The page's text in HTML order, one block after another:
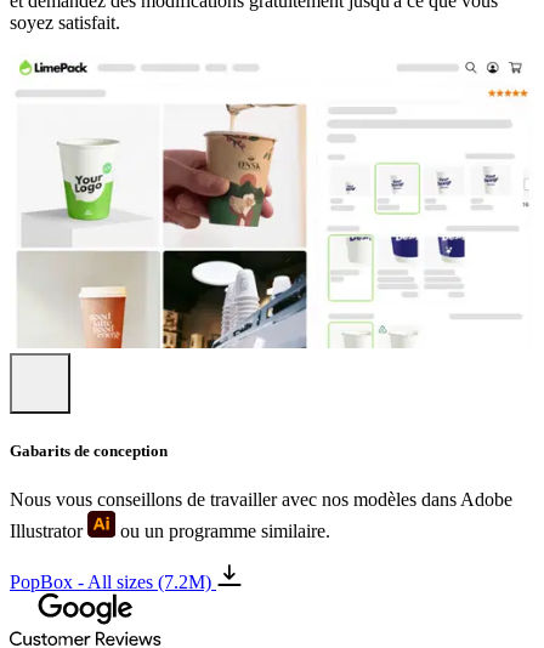
soyez satisfait.
Gabarits de conception
Nous vous conseillons de travailler avec nos modèles dans Adobe
Illustrator
ou un programme similaire.
PopBox - All sizes (7.2M)